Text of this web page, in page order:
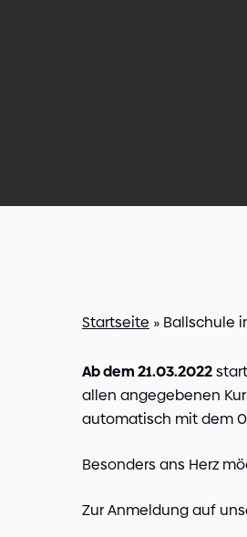
Startseite » Ballschule
Ab dem 21.03.2022
allen angegebenen
automatisch mit dem
Besonders ans Herz
Zur Anmeldung auf